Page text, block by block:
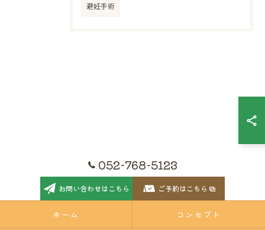
避妊手術
052-768-5123
お問い合わせはこちら ご予約はこちら
ホーム コンセプト